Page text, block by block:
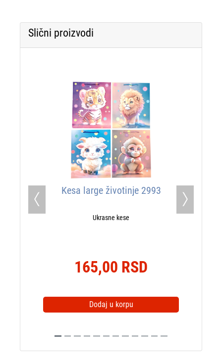
Slični proizvodi
Kesa large životinje 2993
Ukrasne kese
165,00 RSD
Dodaj u korpu
Previous Next